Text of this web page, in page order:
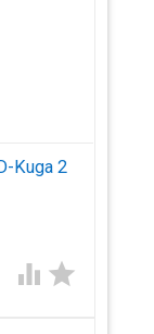
Kuga 2
 